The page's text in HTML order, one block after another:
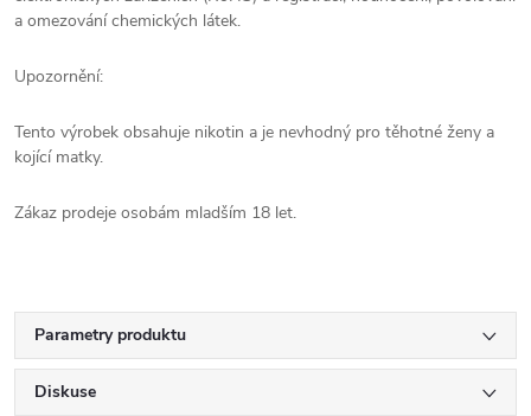
a omezování chemických látek.
Upozornění:
Tento výrobek obsahuje nikotin a je nevhodný pro těhotné ženy a
kojící matky.
Zákaz prodeje osobám mladším 18 let.
Parametry produktu
Diskuse